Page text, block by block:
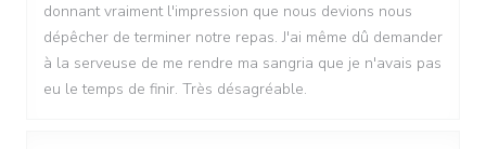
donnant vraiment l'impression que nous devions nous
dépêcher de terminer notre repas. J'ai même dû demander
à la serveuse de me rendre ma sangria que je n'avais pas
eu le temps de finir. Très désagréable.